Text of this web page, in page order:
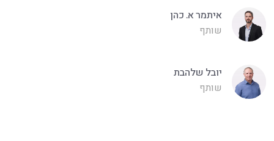
איתמר א. כהן
שותף
יובל שלהבת
שותף